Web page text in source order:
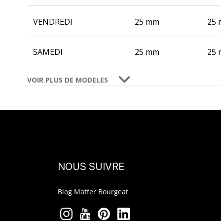
VENDREDI 25 mm 25
SAMEDI 25 mm 25
VOIR PLUS DE MODELES
NOUS SUIVRE
Blog Matfer Bourgeat